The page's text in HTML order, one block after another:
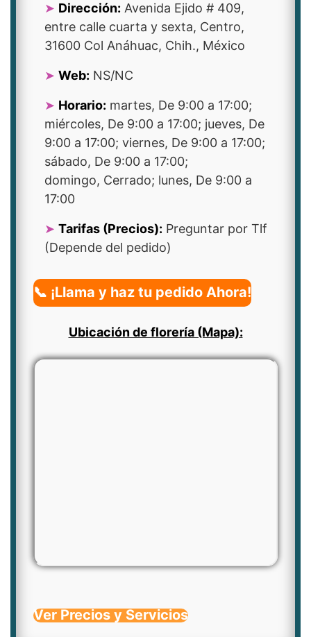
Dirección: Avenida Ejido # 409,
entre calle cuarta y sexta, Centro,
31600 Col Anáhuac, Chih., México
Web: NS/NC
Horario: martes, De 9:00 a 17:00;
miércoles, De 9:00 a 17:00; jueves, De
9:00 a 17:00; viernes, De 9:00 a 17:00;
sábado, De 9:00 a 17:00;
domingo, Cerrado; lunes, De 9:00 a
17:00
Tarifas (Precios): Preguntar por Tlf
(Depende del pedido)
📞 ¡Llama y haz tu pedido Ahora!
Ubicación de florería (Mapa):
Ver Precios y Servicios